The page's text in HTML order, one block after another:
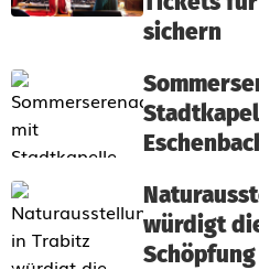
sichern
würdigt
Schöpfung